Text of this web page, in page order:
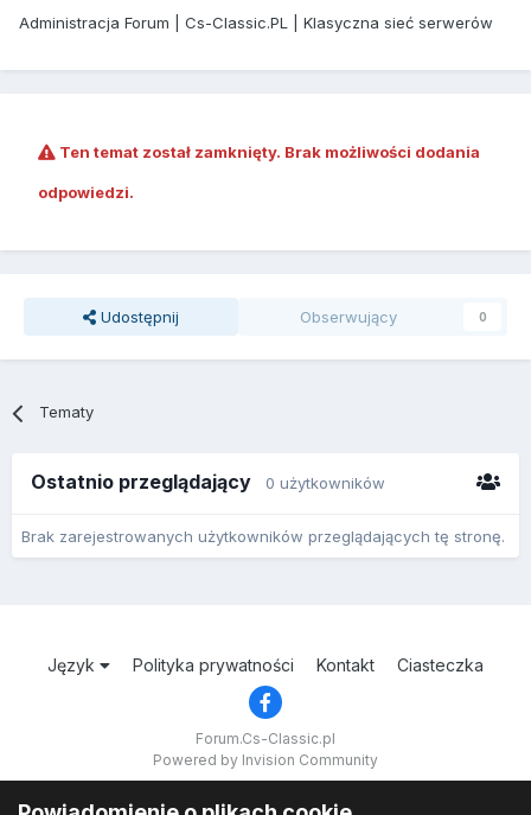
Administracja Forum | Cs-Classic.PL | Klasyczna sieć serwerów
Ten temat został zamknięty. Brak możliwości dodania
odpowiedzi.
Udostępnij Obserwujący 0
Tematy
Ostatnio przeglądający 0 użytkowników
Brak zarejestrowanych użytkowników przeglądających tę stronę.
Język Polityka prywatności Kontakt Ciasteczka
Forum.Cs-Classic.pl
Powered by Invision Community